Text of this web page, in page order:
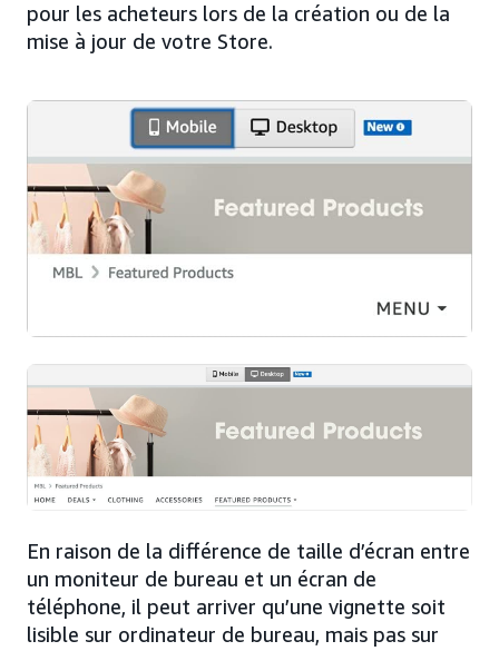
pour les acheteurs lors de la création ou de la
mise à jour de votre Store.
En raison de la différence de taille d’écran entre
un moniteur de bureau et un écran de
téléphone, il peut arriver qu’une vignette soit
lisible sur ordinateur de bureau, mais pas sur